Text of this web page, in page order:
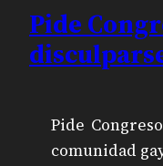
Pide
Pide
comunidad